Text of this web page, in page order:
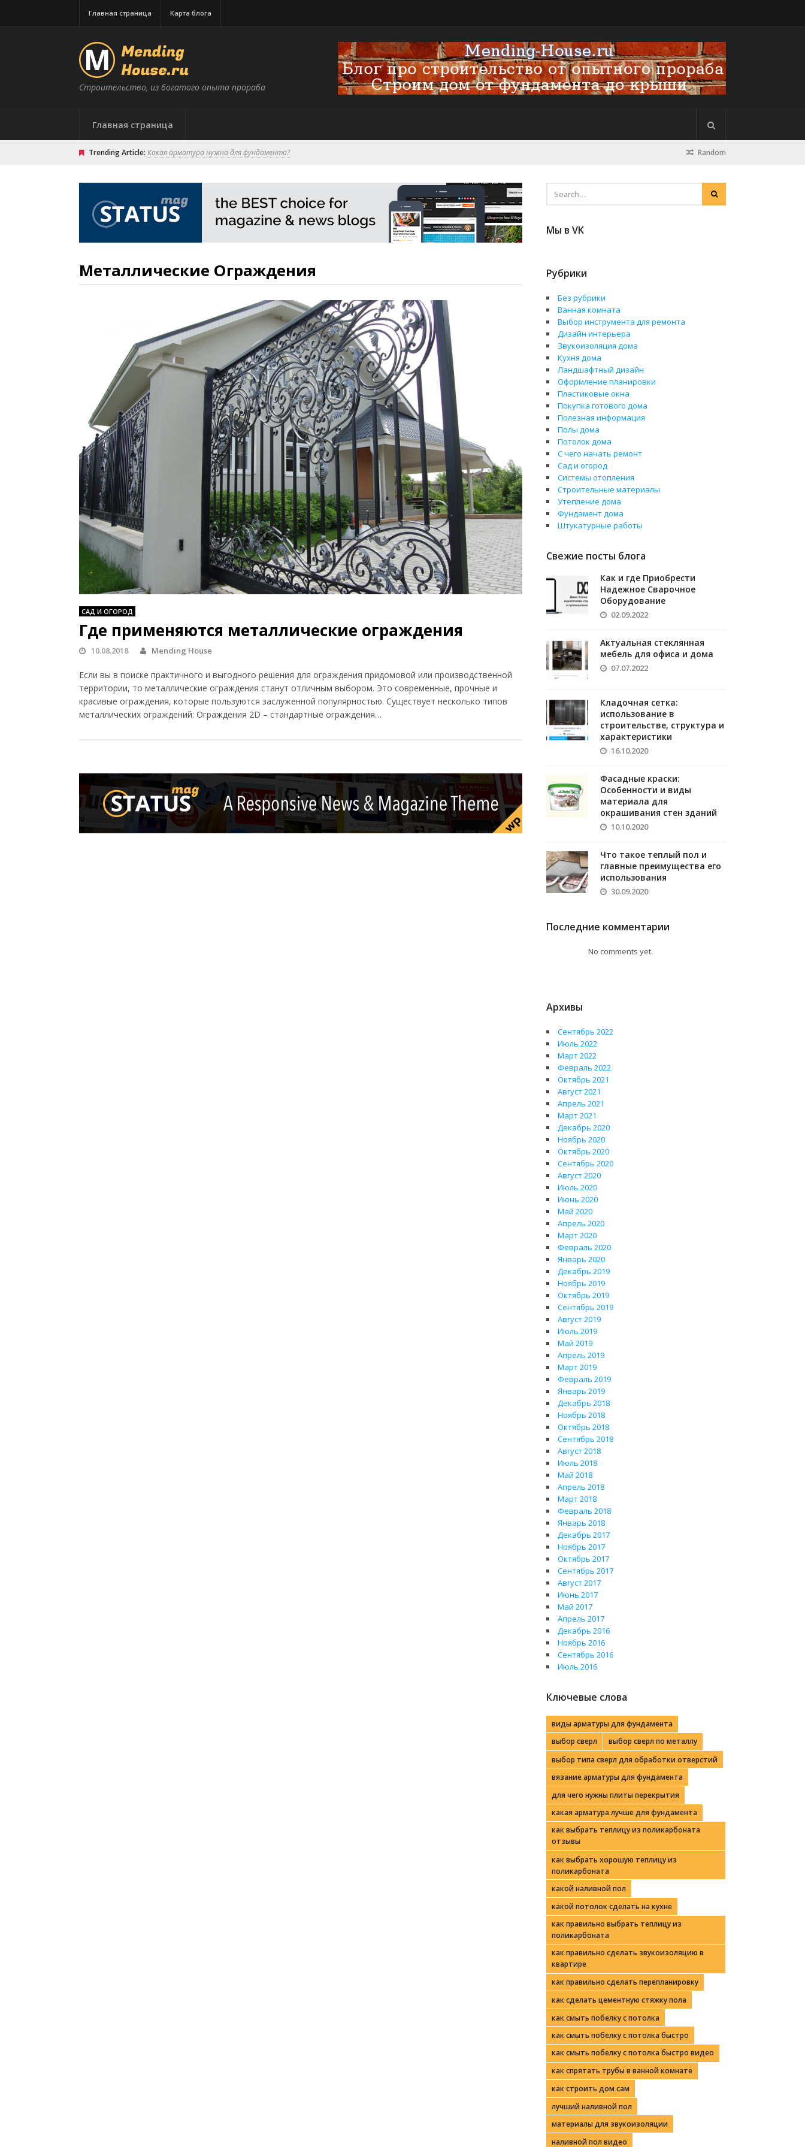
Главная страница Карта блога
Строительство, из богатого опыта прораба
Главная страница
Trending Article: Какая арматура нужна для фундамента? Random
Металлические Ограждения
САД И ОГОРОД
Где применяются металлические ограждения
10.08.2018 Mending House
Если вы в поиске практичного и выгодного решения для ограждения придомовой или производственной
территории, то металлические ограждения станут отличным выбором. Это современные, прочные и
красивые ограждения, которые пользуются заслуженной популярностью. Существует несколько типов
металлических ограждений: Ограждения 2D – стандартные ограждения…
Мы в VK
Рубрики
Без рубрики
Ванная комната
Выбор инструмента для ремонта
Дизайн интерьера
Звукоизоляция дома
Кухня дома
Ландшафтный дизайн
Оформление планировки
Пластиковые окна
Покупка готового дома
Полезная информация
Полы дома
Потолок дома
С чего начать ремонт
Сад и огород
Системы отопления
Строительные материалы
Утепление дома
Фундамент дома
Штукатурные работы
Свежие посты блога
Как и где Приобрести
Надежное Сварочное
Оборудование
02.09.2022
Актуальная стеклянная
мебель для офиса и дома
07.07.2022
Кладочная сетка:
использование в
строительстве, структура и
характеристики
16.10.2020
Фасадные краски:
Особенности и виды
материала для
окрашивания стен зданий
10.10.2020
Что такое теплый пол и
главные преимущества его
использования
30.09.2020
Последние комментарии
No comments yet.
Архивы
Сентябрь 2022
Июль 2022
Март 2022
Февраль 2022
Октябрь 2021
Август 2021
Апрель 2021
Март 2021
Декабрь 2020
Ноябрь 2020
Октябрь 2020
Сентябрь 2020
Август 2020
Июль 2020
Июнь 2020
Май 2020
Апрель 2020
Март 2020
Февраль 2020
Январь 2020
Декабрь 2019
Ноябрь 2019
Октябрь 2019
Сентябрь 2019
Август 2019
Июль 2019
Май 2019
Апрель 2019
Март 2019
Февраль 2019
Январь 2019
Декабрь 2018
Ноябрь 2018
Октябрь 2018
Сентябрь 2018
Август 2018
Июль 2018
Май 2018
Апрель 2018
Март 2018
Февраль 2018
Январь 2018
Декабрь 2017
Ноябрь 2017
Октябрь 2017
Сентябрь 2017
Август 2017
Июнь 2017
Май 2017
Апрель 2017
Декабрь 2016
Ноябрь 2016
Сентябрь 2016
Июль 2016
Ключевые слова
виды арматуры для фундамента
выбор сверл
выбор сверл по металлу
выбор типа сверл для обработки отверстий
вязание арматуры для фундамента
для чего нужны плиты перекрытия
какая арматура лучше для фундамента
как выбрать теплицу из поликарбоната
отзывы
как выбрать хорошую теплицу из
поликарбоната
какой наливной пол
какой потолок сделать на кухне
как правильно выбрать теплицу из
поликарбоната
как правильно сделать звукоизоляцию в
квартире
как правильно сделать перепланировку
как сделать цементную стяжку пола
как смыть побелку с потолка
как смыть побелку с потолка быстро
как смыть побелку с потолка быстро видео
как спрятать трубы в ванной комнате
как строить дом сам
лучший наливной пол
материалы для звукоизоляции
наливной пол видео